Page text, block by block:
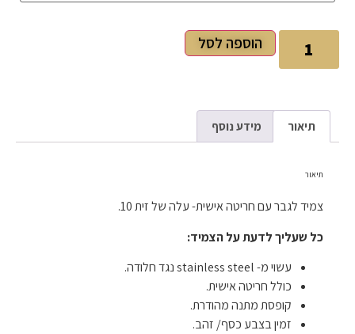
הוספה לסל
תיאור מידע נוסף
תיאור
צמיד לגבר עם חריטה אישית- עלה של זית 10.
כל שעליך לדעת על הצמיד:
עשוי מ- stainless steel נגד חלודה.
כולל חריטה אישית.
קופסת מתנה מהודרת.
זמין בצבע כסף/ זהב.